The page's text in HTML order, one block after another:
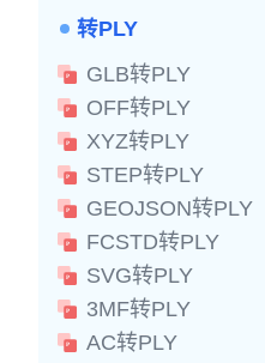
转PLY
GLB转PLY
OFF转PLY
XYZ转PLY
STEP转PLY
GEOJSON转PLY
FCSTD转PLY
SVG转PLY
3MF转PLY
AC转PLY